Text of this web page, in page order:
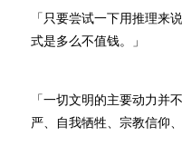
「只要尝试一下用推理来
式是多么不值钱。」
「一切文明的主要动力
严、自我牺牲、宗教信仰